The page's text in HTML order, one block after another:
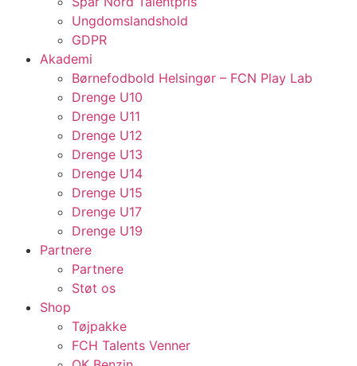
Ungdomslandshold
GDPR
Akademi
Børnefodbold Helsingør – FCN Play Lab
Drenge U10
Drenge U11
Drenge U12
Drenge U13
Drenge U14
Drenge U15
Drenge U17
Drenge U19
Partnere
Partnere
Støt os
Shop
Tøjpakke
FCH Talents Venner